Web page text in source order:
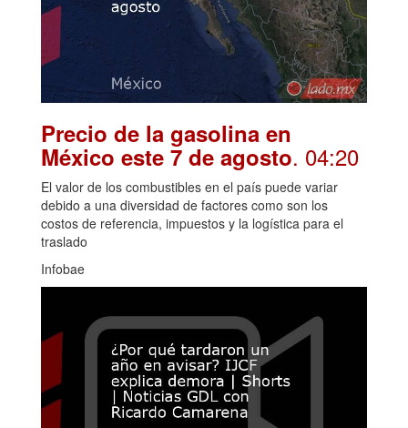
Precio de la gasolina en
México este 7 de agosto. 04:20
El valor de los combustibles en el país puede variar
debido a una diversidad de factores como son los
costos de referencia, impuestos y la logística para el
traslado
Infobae